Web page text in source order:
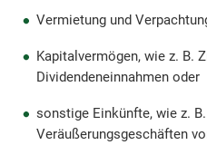
Vermietung und
Kapitalvermögen, wie z. B.
Dividendeneinnahmen oder
sonstige Einkünfte, wie z.
Veräußerungsgeschäften